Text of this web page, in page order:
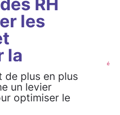
les
la
de plus en plus
un levier
optimiser le